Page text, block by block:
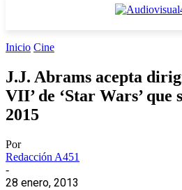
Inicio Cine
J.J. Abrams acepta
VII’ de ‘Star Wars’ que
2015
Por
Redacción A451
-
28 enero, 2013